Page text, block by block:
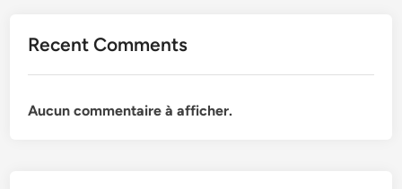
Recent Comments
Aucun commentaire à afficher.